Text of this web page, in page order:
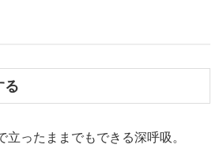
る
立ったままでもできる深呼吸。